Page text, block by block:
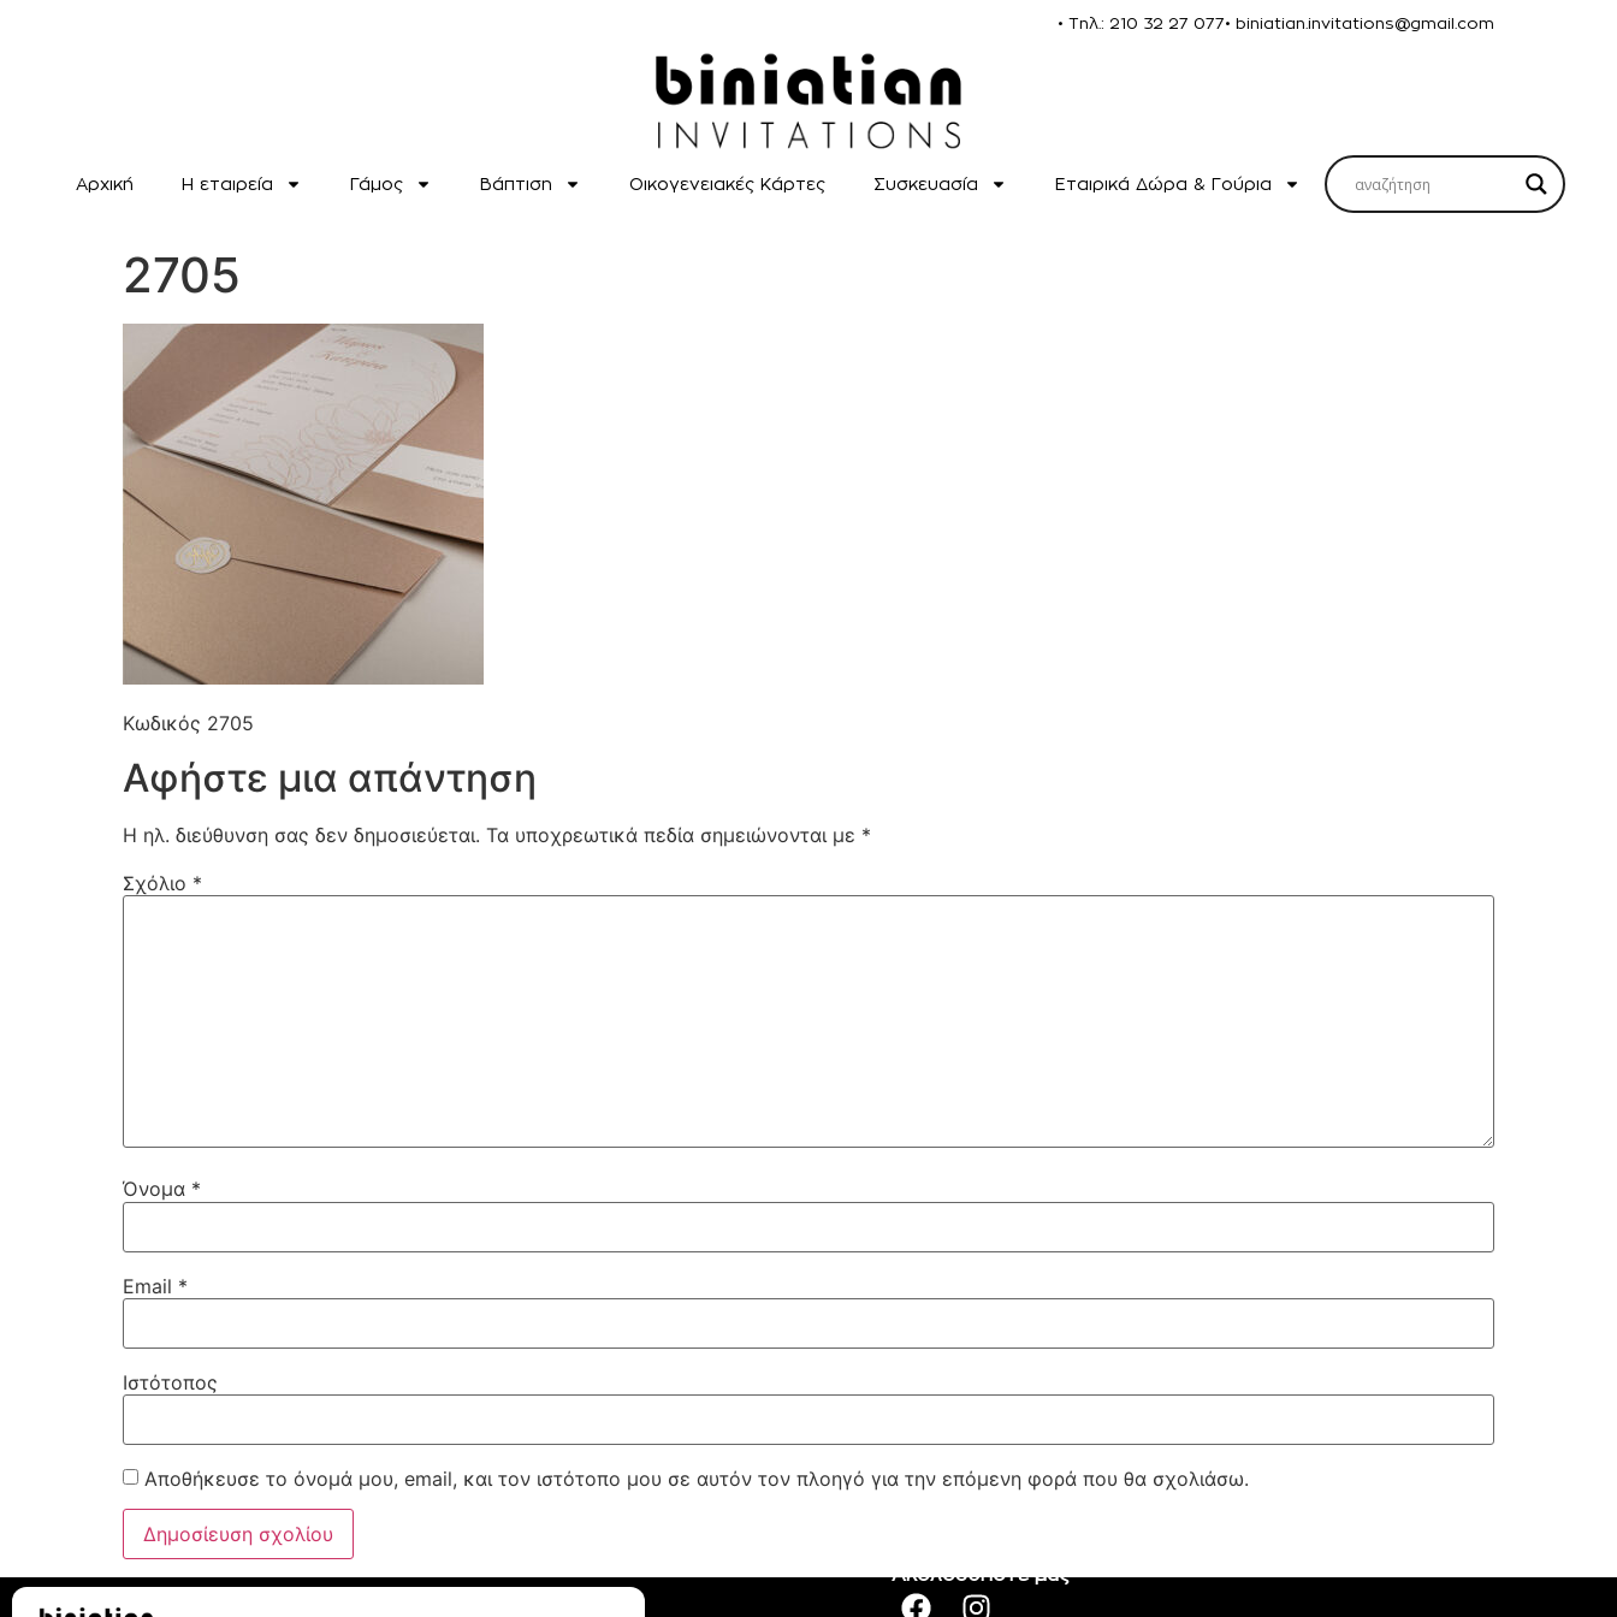
• Τηλ.: 210 32 27 077• biniatian.invitations@gmail.com
Αρχική H εταιρεία Γάμος Βάπτιση Οικογενειακές Κάρτες Συσκευασία Εταιρικά Δώρα & Γούρια
2705
Κωδικός 2705
Αφήστε μια απάντηση
Η ηλ. διεύθυνση σας δεν δημοσιεύεται. Τα υποχρεωτικά πεδία σημειώνονται με *
Σχόλιο *
Όνομα *
Email *
Ιστότοπος
Αποθήκευσε το όνομά μου, email, και τον ιστότοπο μου σε αυτόν τον πλοηγό για την επόμενη φορά που θα σχολιάσω.
Ακολουθήστε μας